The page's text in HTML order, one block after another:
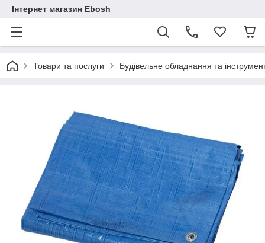
Інтернет магазин Ebosh
Товари та послуги Будівельне обладнання та